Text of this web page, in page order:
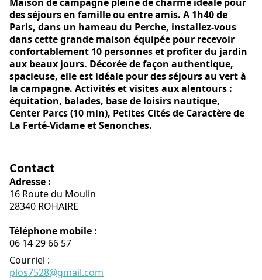
Voir l'image en plein écran
des séjours en famille ou entre amis. A 1h40 de
Paris, dans un hameau du Perche, installez-vous
dans cette grande maison équipée pour recevoir
confortablement 10 personnes et profiter du jardin
aux beaux jours. Décorée de façon authentique,
spacieuse, elle est idéale pour des séjours au vert à
la campagne. Activités et visites aux alentours :
équitation, balades, base de loisirs nautique,
Center Parcs (10 min), Petites Cités de Caractère de
La Ferté-Vidame et Senonches.
Contact
Adresse :
16 Route du Moulin
28340 ROHAIRE
Téléphone mobile :
06 14 29 66 57
Courriel :
plos7528@gmail.com